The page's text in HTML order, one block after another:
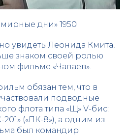
дни» 1950
увидеть Леонида Кмита,
знаком своей ролью
фильме «Чапаев».
обязан тем, что в
подводные
флота типа «Щ» V-бис:
201» («ПК-8»), а одним из
был командир